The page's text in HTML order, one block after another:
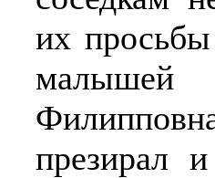
их просьбы
презирал